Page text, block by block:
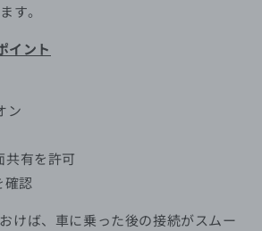
す。
イント
ン
有を許可
確認
けば、車に乗った後の接続がスムー